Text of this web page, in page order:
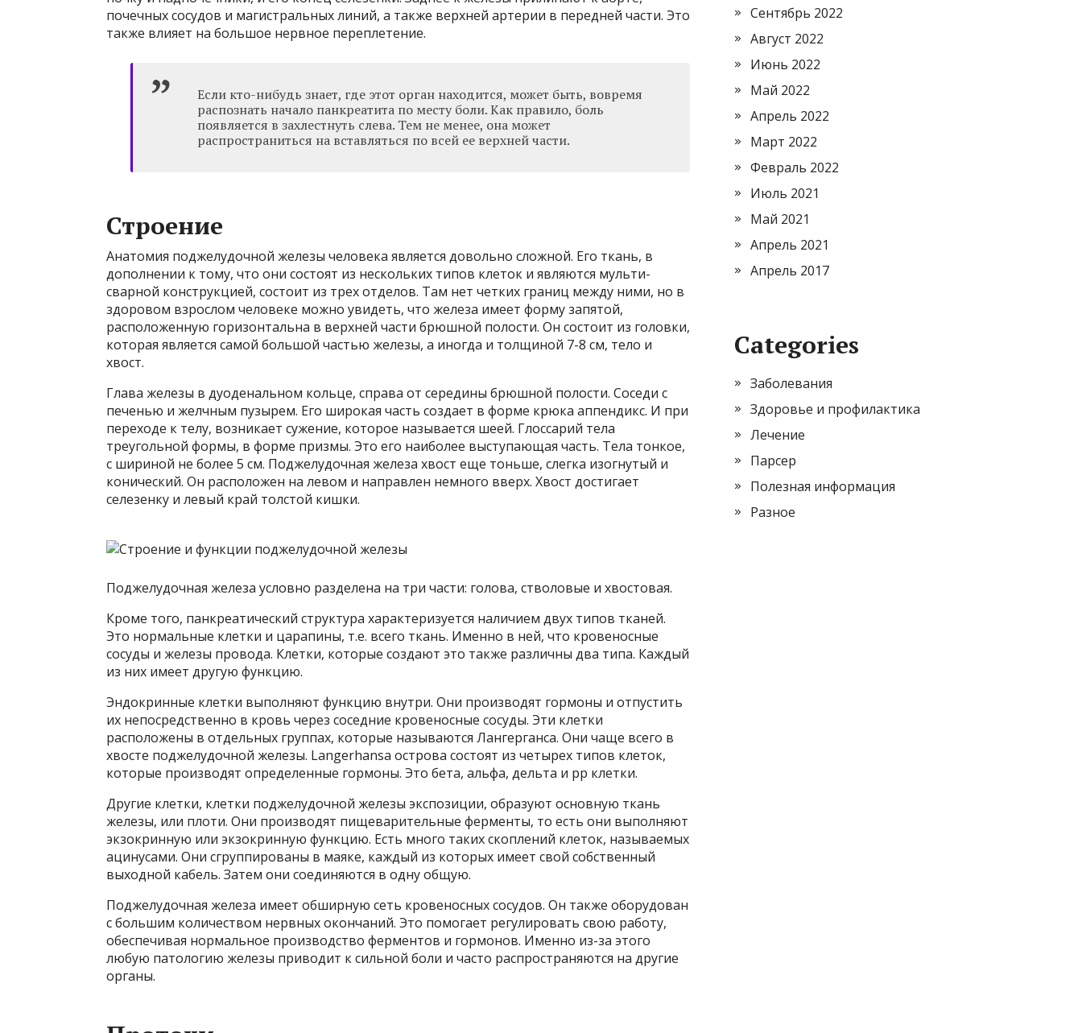
почечных сосудов и магистральных линий, а также верхней артерии в передней части. Это
также влияет на большое нервное переплетение.
Если кто-нибудь знает, где этот орган находится, может быть, вовремя
распознать начало панкреатита по месту боли. Как правило, боль
появляется в захлестнуть слева. Тем не менее, она может
распространиться на вставляться по всей ее верхней части.
Строение
Анатомия поджелудочной железы человека является довольно сложной. Его ткань, в
дополнении к тому, что они состоят из нескольких типов клеток и являются мульти-
сварной конструкцией, состоит из трех отделов. Там нет четких границ между ними, но в
здоровом взрослом человеке можно увидеть, что железа имеет форму запятой,
расположенную горизонтальна в верхней части брюшной полости. Он состоит из головки,
которая является самой большой частью железы, а иногда и толщиной 7-8 см, тело и
хвост.
Глава железы в дуоденальном кольце, справа от середины брюшной полости. Соседи с
печенью и желчным пузырем. Его широкая часть создает в форме крюка аппендикс. И при
переходе к телу, возникает сужение, которое называется шеей. Глоссарий тела
треугольной формы, в форме призмы. Это его наиболее выступающая часть. Тела тонкое,
с шириной не более 5 см. Поджелудочная железа хвост еще тоньше, слегка изогнутый и
конический. Он расположен на левом и направлен немного вверх. Хвост достигает
селезенку и левый край толстой кишки.
Поджелудочная железа условно разделена на три части: голова, стволовые и хвостовая.
Кроме того, панкреатический структура характеризуется наличием двух типов тканей.
Это нормальные клетки и царапины, т.е. всего ткань. Именно в ней, что кровеносные
сосуды и железы провода. Клетки, которые создают это также различны два типа. Каждый
из них имеет другую функцию.
Эндокринные клетки выполняют функцию внутри. Они производят гормоны и отпустить
их непосредственно в кровь через соседние кровеносные сосуды. Эти клетки
расположены в отдельных группах, которые называются Лангерганса. Они чаще всего в
хвосте поджелудочной железы. Langerhansa острова состоят из четырех типов клеток,
которые производят определенные гормоны. Это бета, альфа, дельта и рр клетки.
Другие клетки, клетки поджелудочной железы экспозиции, образуют основную ткань
железы, или плоти. Они производят пищеварительные ферменты, то есть они выполняют
экзокринную или экзокринную функцию. Есть много таких скоплений клеток, называемых
ацинусами. Они сгруппированы в маяке, каждый из которых имеет свой собственный
выходной кабель. Затем они соединяются в одну общую.
Поджелудочная железа имеет обширную сеть кровеносных сосудов. Он также оборудован
с большим количеством нервных окончаний. Это помогает регулировать свою работу,
обеспечивая нормальное производство ферментов и гормонов. Именно из-за этого
любую патологию железы приводит к сильной боли и часто распространяются на другие
органы.
Сентябрь 2022
Август 2022
Июнь 2022
Май 2022
Апрель 2022
Март 2022
Февраль 2022
Июль 2021
Май 2021
Апрель 2021
Апрель 2017
Categories
Заболевания
Здоровье и профилактика
Лечение
Парсер
Полезная информация
Разное